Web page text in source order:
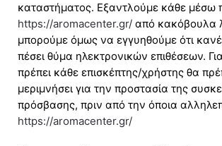
καταστήματος. Εξαντλούμε κάθε μέσω
https://aromacenter.gr/ από κακόβουλα
μπορούμε όμως να εγγυηθούμε ότι
πέσει θύμα ηλεκτρονικών επιθέσεων.
πρέπει κάθε επισκέπτης/χρήστης θα
μεριμνήσει για την προστασία της
πρόσβασης, πριν από την όποια
https://aromacenter.gr/